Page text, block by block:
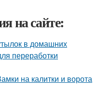
на сайте:
в домашних
переработки
на калитки и ворота